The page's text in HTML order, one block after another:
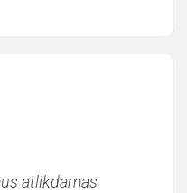
atlikdamas